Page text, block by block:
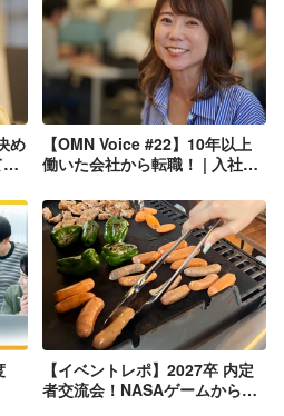
め
【OMN Voice #22】10年以上
働いた会社から転職！ | 入社3
た
【イベントレポ】2027卒 内定
者交流会！NASAゲームから